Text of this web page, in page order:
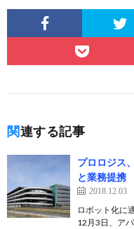
関連する記事
プロロジス
と業務提携
2018.12.03
ロボット化に
12月3日、ア